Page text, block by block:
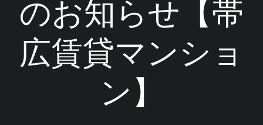
のお知らせ【帯
広賃貸マンショ
ン】